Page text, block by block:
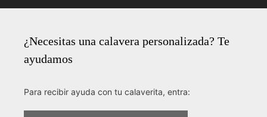
¿Necesitas una calavera personalizada? Te
ayudamos
Para recibir ayuda con tu calaverita, entra: